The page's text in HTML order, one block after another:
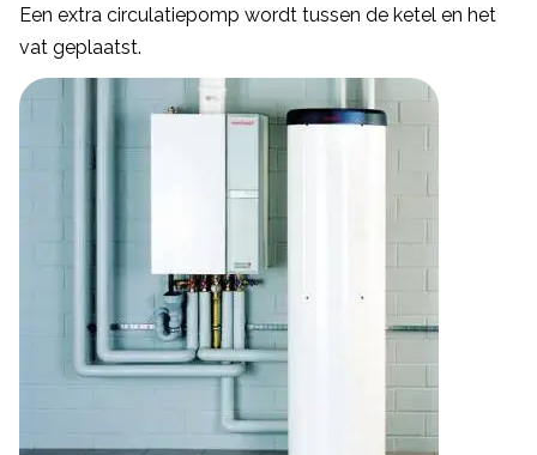
Een extra circulatiepomp wordt tussen de ketel en het
vat geplaatst.